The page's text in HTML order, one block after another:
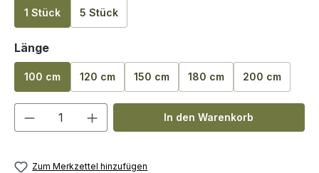
1 Stück 5 Stück
Längeauswählen
100 cm 120 cm 150 cm 180 cm 200 cm
Produkt Anzahl: Gib denIn den Warenkorb
Zum Merkzettel hinzufügen